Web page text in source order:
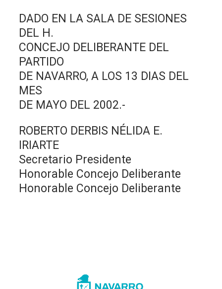
DADO EN LA SALA DE SESIONES
DEL H.
CONCEJO DELIBERANTE DEL
PARTIDO
DE NAVARRO, A LOS 13 DIAS DEL
MES
DE MAYO DEL 2002.-
ROBERTO DERBIS NÉLIDA E.
IRIARTE
Secretario Presidente
Honorable Concejo Deliberante
Honorable Concejo Deliberante